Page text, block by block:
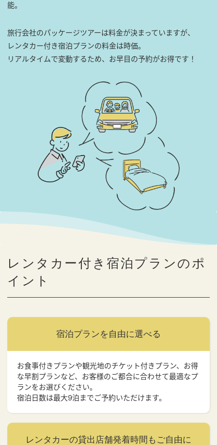
能。
旅行会社のパッケージツアーは料金が決まっていますが、
レンタカー付き宿泊プランの料金は時価。
リアルタイムで変動するため、お早目の予約がお得です！
レンタカー付き宿泊プランのポ
イント
宿泊プランを 自由に選べる
お食事付きプランや観光地のチケット付きプラン、お得
な早割プランなど、お客様のご都合に合わせて最適なプ
ランをお選びください。
宿泊日数は最大9泊までご予約いただけます。
レンタカーの貸出店舗発着時間もご自由に